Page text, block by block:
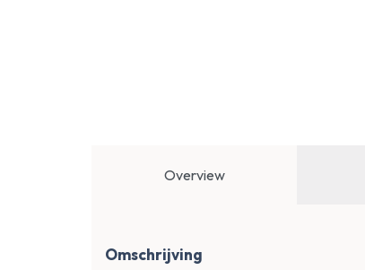
Overview
Omschrijving